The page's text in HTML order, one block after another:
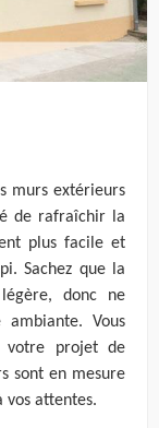
murs extérieurs
de rafraîchir la
plus facile et
Sachez que la
donc ne
ambiante. Vous
votre projet de
sont en mesure
attentes.